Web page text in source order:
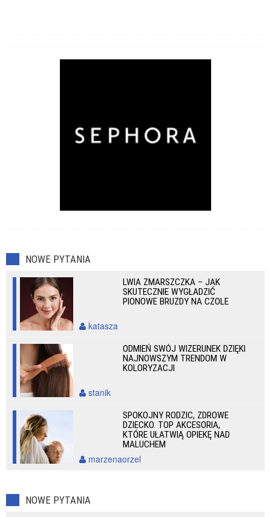
NOWE PYTANIA
LWIA ZMARSZCZKA – JAK
SKUTECZNIE WYGŁADZIĆ
PIONOWE BRUZDY NA CZOLE
katasza
ODMIEŃ SWÓJ WIZERUNEK DZIĘKI
NAJNOWSZYM TRENDOM W
KOLORYZACJI
stanik
SPOKOJNY RODZIC, ZDROWE
DZIECKO. TOP AKCESORIA,
KTÓRE UŁATWIĄ OPIEKĘ NAD
MALUCHEM
marzenaorzel
NOWE PYTANIA